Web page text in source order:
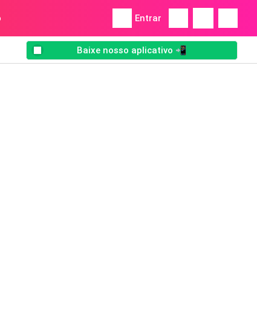
Entrar
Baixe nosso aplicativo 📲